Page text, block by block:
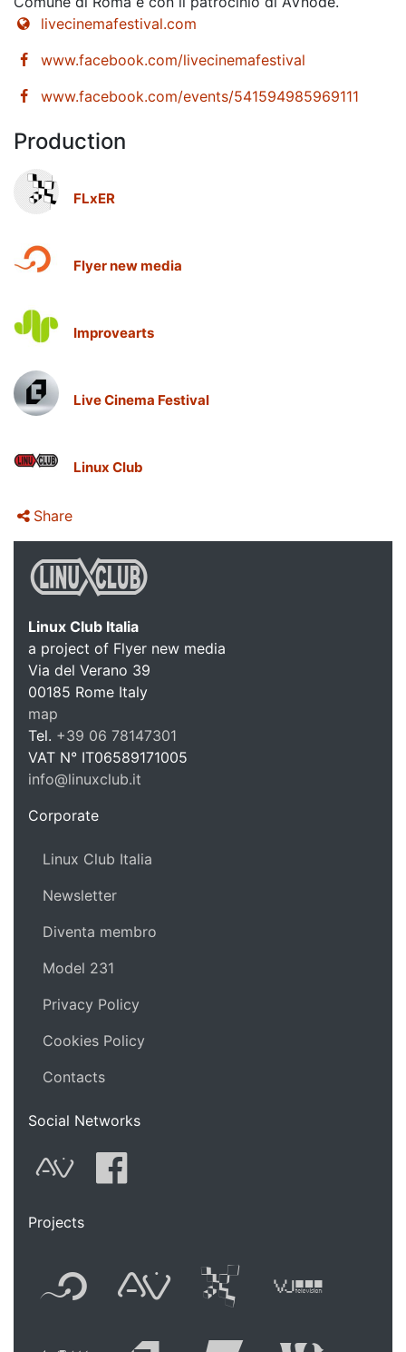
livecinemafestival.com
www.facebook.com/livecinemafestival
www.facebook.com/events/541594985969111
Production
FLxER
Flyer new media
Improvearts
Live Cinema Festival
Linux Club
Share
Linux
Linux Club Italia
a project of Flyer new media
Via del Verano 39
00185 Rome Italy
map
Tel. +39 06 78147301
VAT N° IT06589171005
info@linuxclub.it
Corporate
Linux Club Italia
Newsletter
Diventa membro
Model 231
Privacy Policy
Cookies Policy
Contacts
Social Networks
AVnode
Projects
Flyer new media
Audio